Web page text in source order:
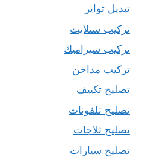
تبديل تواير
تركيب ستلايت
تركيب سيراميك
تركيب مداخن
تصليح تكييف
تصليح تلفونات
تصليح ثلاجات
تصليح سيارات